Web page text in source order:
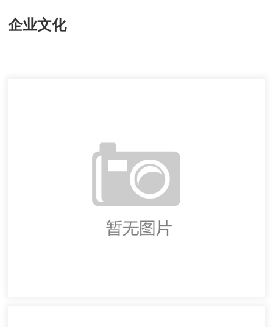
企业文化